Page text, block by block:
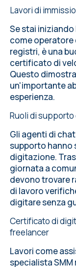
Lavori di
Se stai
come operatore
registri, è una
certificato di
Questo
un'importante
esperienza.
Ruoli di
Gli agenti di
supporto hanno
digitazione.
giornata a
devono trovare
di lavoro
digitare senza
Certificato di
freelancer
Lavori come
specialista